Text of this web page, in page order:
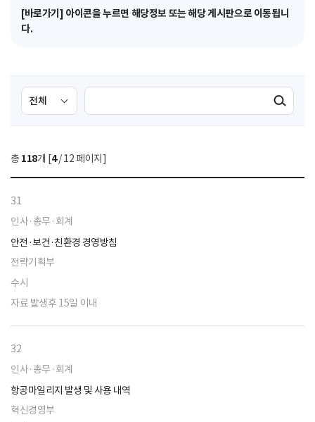
[바로가기] 아이콘을 누르면 해당정보 또는 해당 게시판으로 이동됩니
다.
검
색
선
택
색
검색실행
총 118개 [4/ 12 페이지]
31
인사·총무·회계
안전·보건·친환경 경영방침
전략기획부
수시
자료 발생후 15일 이내
32
인사·총무·회계
항공마일리지 발생 및 사용 내역
혁신경영부